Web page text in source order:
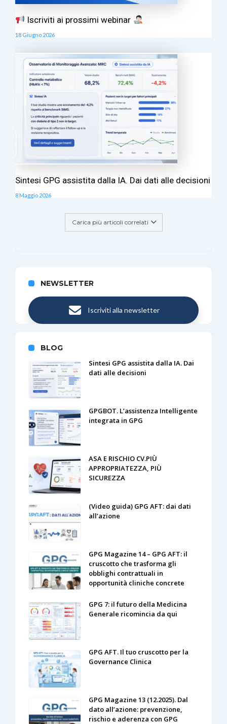
Iscriviti ai prossimi webinar
18 Giugno 2026
Sintesi GPG assistita dalla IA. Dai dati alle decisioni
8 Maggio 2026
Carica più articoli correlati
NEWSLETTER
Iscriviti alla newsletter
BLOG
Sintesi GPG assistita dalla IA. Dai
dati alle decisioni
GPGBOT. L’assistenza Intelligente
integrata in GPG
ASA E RISCHIO CV.PIÙ
APPROPRIATEZZA, PIÙ
SICUREZZA
(Video guida) GPG AFT: dai dati
all’azione
GPG Magazine 14 – GPG AFT: il
cruscotto che trasforma gli
obblighi contrattuali in
opportunità cliniche concrete
GPG 7: il futuro della Medicina
Generale ricomincia da qui
GPG AFT. Il tuo cruscotto per la
Governance Clinica
GPG Magazine 13 (12.2025). Dal
dato all’azione: prevenzione,
rischio e aderenza con GPG